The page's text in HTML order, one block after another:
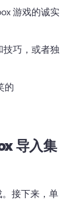
游戏的诚实
技巧，或者独
的
导入集
接下来，单